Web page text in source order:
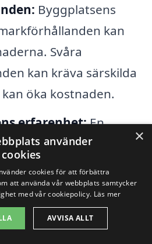
Byggplatsens
kan
Svåra
kan kräva särskilda
öka kostnaden.
erfarenhet:En
med goda
i form av kvalitet och
×
använder
cookies
cookies för att förbättra
att använda vår webbplats samtycker
med vår cookiepolicy. Läs mer
AVVISA ALLT